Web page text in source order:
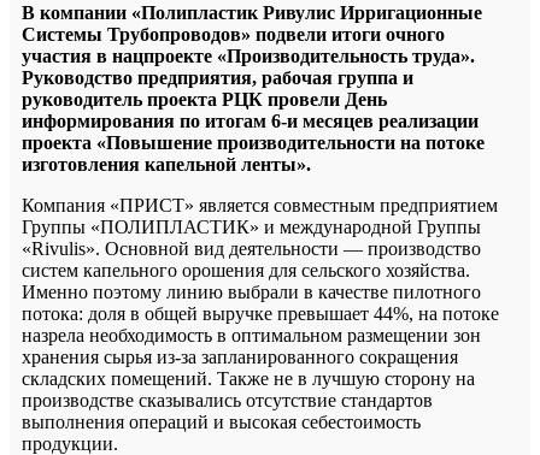
В компании «Полипластик Ривулис Ирригационные
Системы Трубопроводов» подвели итоги очного
участия в нацпроекте «Производительность труда».
Руководство предприятия, рабочая группа и
руководитель проекта РЦК провели День
информирования по итогам 6-и месяцев реализации
проекта «Повышение производительности на потоке
изготовления капельной ленты».
Компания «ПРИСТ» является совместным предприятием
Группы «ПОЛИПЛАСТИК» и международной Группы
«Rivulis». Основной вид деятельности — производство
систем капельного орошения для сельского хозяйства.
Именно поэтому линию выбрали в качестве пилотного
потока: доля в общей выручке превышает 44%, на потоке
назрела необходимость в оптимальном размещении зон
хранения сырья из-за запланированного сокращения
складских помещений. Также не в лучшую сторону на
производстве сказывались отсутствие стандартов
выполнения операций и высокая себестоимость
продукции.